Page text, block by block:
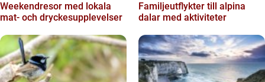
Weekendresor med lokala
mat- och dryckesupplevelser
Familjeutflykter till alpina
dalar med aktiviteter